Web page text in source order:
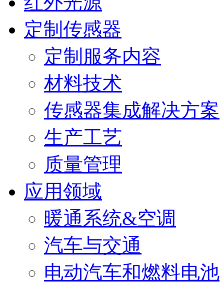
定制传感器
定制服务内容
材料技术
传感器集成解决方案
生产工艺
质量管理
应用领域
暖通系统&空调
汽车与交通
电动汽车和燃料电池